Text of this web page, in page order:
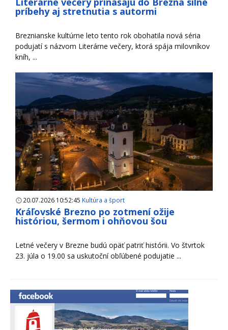
príbehy aj stretnutia s autormi
Breznianske kultúrne leto tento rok obohatila nová séria
podujatí s názvom Literárne večery, ktorá spája milovníkov
kníh, ...
20.07.2026 10:52:45 Kultúra a šport
Kráľovské Brezno po zotmení ožije
históriou, šermom i ohňovou šou
Letné večery v Brezne budú opäť patriť histórii. Vo štvrtok
23. júla o 19.00 sa uskutoční obľúbené podujatie ...